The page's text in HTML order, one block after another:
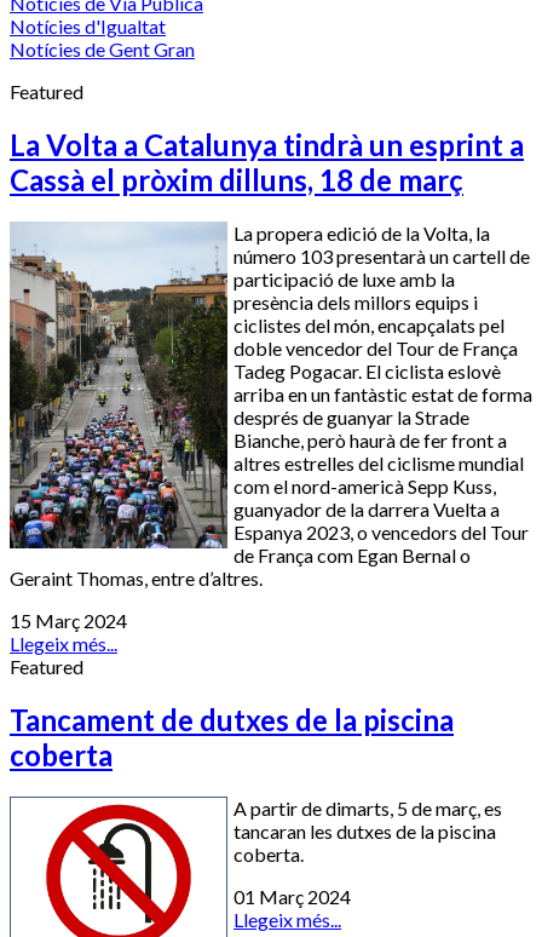
Notícies d'Igualtat
Notícies de Gent Gran
Featured
La Volta a Catalunya tindrà un esprint a
Cassà el pròxim dilluns, 18 de març
La propera edició de la Volta, la
número 103 presentarà un cartell de
participació de luxe amb la
presència dels millors equips i
ciclistes del món, encapçalats pel
doble vencedor del Tour de França
Tadeg Pogacar. El ciclista eslovè
arriba en un fantàstic estat de forma
després de guanyar la Strade
Bianche, però haurà de fer front a
altres estrelles del ciclisme mundial
com el nord-americà Sepp Kuss,
guanyador de la darrera Vuelta a
Espanya 2023, o vencedors del Tour
de França com Egan Bernal o
Geraint Thomas, entre d’altres.
15 Març 2024
Llegeix més...
Featured
Tancament de dutxes de la piscina
coberta
A partir de dimarts, 5 de març, es
tancaran les dutxes de la piscina
coberta.
01 Març 2024
Llegeix més...